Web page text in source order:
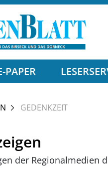
PAPER
GEDENKZEIT
der Regionalmedien